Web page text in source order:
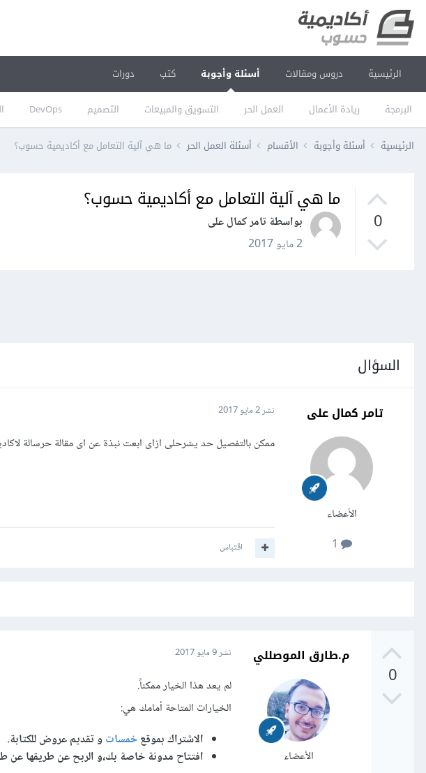
الرئيسية دروس ومقالات أسئلة وأجوبة
البرمجة ريادة الأعمال العمل الحر التسويق والمبيعات التصميم DevOps
كتب دورات
الرئيسية أسئلة وأجوبة الأقسام أسئلة العمل الحر ما هي آلية التعامل مع أكاديمية حسوب؟
0
ما هي آلية التعامل مع أكاديمية حسوب؟
بواسطة تامر كمال على
2 مايو 2017
السؤال
تامر كمال على
الأعضاء
نشر2 مايو 2017
ممكن بالتفصيل حد يشرحلى ازاى ابعت نبذة عن اى مقالة حرسالة
اقتباس
0
م.طارق الموصللي
الأعضاء
نشر9 مايو 2017
لم يعد هذا الخيار ممكناً.
الخيارات المتاحة أمامك هي:
الاشتراك بموقعخمسات و تقديم عروض للكتابة.
افتتاح مدونة خاصة بك،و الربح عن طريقها عن